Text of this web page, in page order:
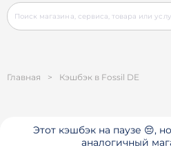
Главная > Кэшбэк в Fossil DE
Этот кэшбэк на паузе 😔,
аналогичный